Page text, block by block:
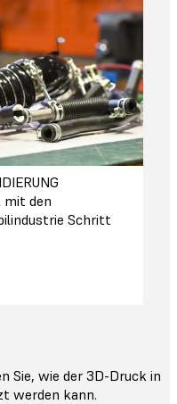
mit den
Schritt
Sie, wie der 3D-Druck in
werden kann.